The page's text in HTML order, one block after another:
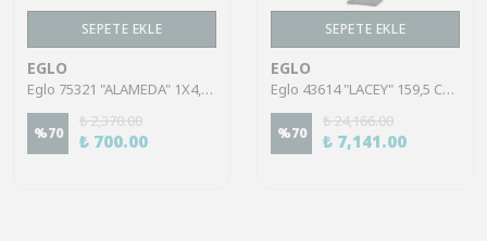
SEPETE EKLE
EGLO
Eglo 75321 "ALAMEDA" 1X4,5W Çelik Nikel Mat Sıva Üstü Spot
%70
₺ 2,370.00
₺ 700.00
SEPETE EKLE
EGLO
Eglo 43614 "LACEY" 159,5 Cm Yüksekliğinde Çelik, Ahşap Köşe Lambası Lambader
%70
₺ 24,166.00
₺ 7,141.00